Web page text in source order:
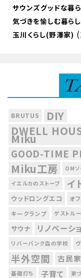
サウンズグッドな暮ら
気づきを愉しむ暮ら
玉川くらし(野澤家)
BRUTUS
DIY
DWELL
Miku
GOOD-TIME
Miku工房 OM
イエルカのストーブ イ
ウッドロングエコ オ
キークランプ ゲストル
サウナ リノベーシ
リバーバンク森の学校
半外空間 古民
基礎打ち 子育て 家